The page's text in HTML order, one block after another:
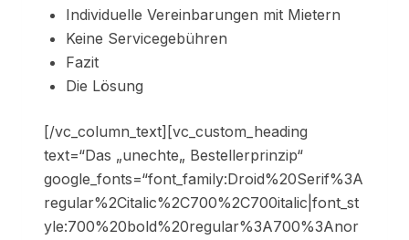
Individuelle Vereinbarungen mit Mietern
Keine Servicegebühren
Fazit
Die Lösung
[/vc_column_text][vc_custom_heading
text=“Das „unechte„ Bestellerprinzip“
google_fonts=“font_family:Droid%20Serif%3A
regular%2Citalic%2C700%2C700italic|font_st
yle:700%20bold%20regular%3A700%3Anor